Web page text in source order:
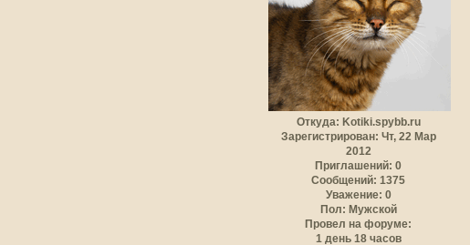
Откуда: Kotiki.spybb.ru
Зарегистрирован: Чт, 22 Мар
2012
Приглашений: 0
Сообщений: 1375
Уважение: 0
Пол: Мужской
Провел на форуме:
1 день 18 часов